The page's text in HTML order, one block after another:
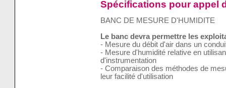
Spécifications pour appel
BANC DE MESURE D'HUMIDITE
Le banc devra permettre les
- Mesure du débit d'air dans un
- Mesure d'humidité relative en
d'instrumentation
- Comparaison des méthodes de
leur facilité d'utilisation